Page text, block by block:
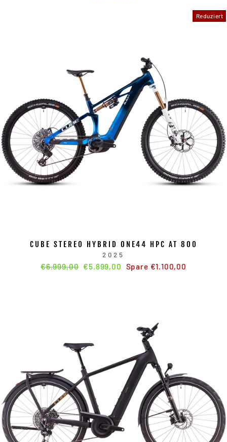
Reduziert
CUBE STEREO HYBRID ONE44 HPC AT 800
2025
Normaler
€6.999,00 Sonderpreis
€5.899,00 Spare €1.100,00